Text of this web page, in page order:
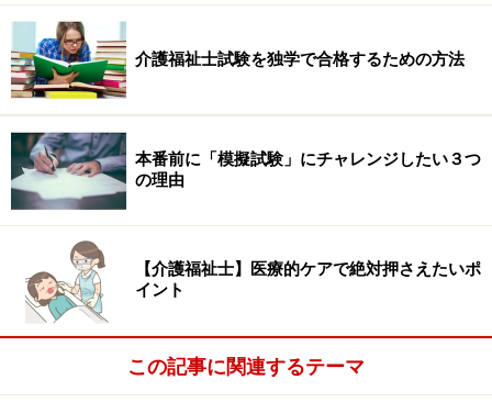
ようです。
日本園芸療法学会が設けている主な資格は、
認定登録園芸療法士（毎年審査）
専門認定登録園芸療法士（毎年審査）
です。いずれも学会員であることが条件で、5年ごとに
資格更新が義務づけられています。
同学会の「認定登録園芸療法士」を取得するためには、
以下のようなプロセスを経ることが必要となります。
1. 一次試験（筆記）
介護福祉士試験を独学で合格するための方法
本番前に「模擬試験」にチャレンジしたい３つ
の理由
【介護福祉士】医療的ケアで絶対押さえたいポ
イント
この記事に関連するテーマ